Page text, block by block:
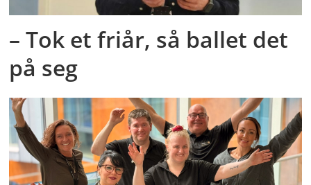
– Tok et friår, så ballet det
på seg